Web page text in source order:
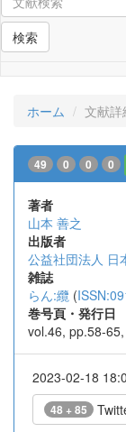
検索
ホーム 文献詳
49 0 0 0
著者
山本 善之
出版者
公益社団法人 日
雑誌
らん:纜 (
巻号頁・発行日
vol.46, pp.58-
2023-02-18
48 + 85